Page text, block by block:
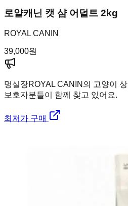
로얄캐닌 캣 샴 어덜트 2kg
ROYAL CANIN
39,000원
멍실장ROYAL CANIN의 고양이
보호자분들이 함께 찾고 있어요.
최저가 구매